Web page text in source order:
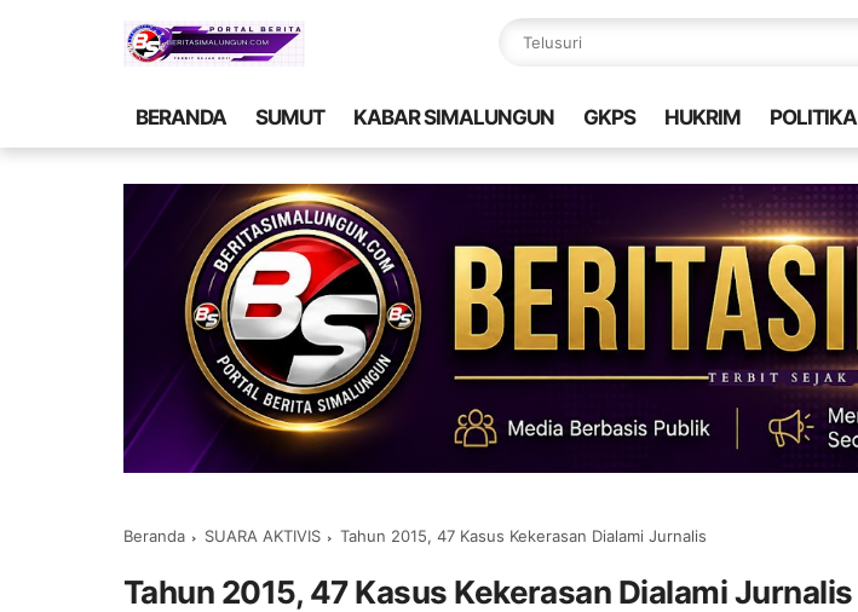
BERANDA SUMUT KABAR SIMALUNGUN GKPS HUKRIM POLITIKA
Beranda SUARA AKTIVIS Tahun 2015, 47 Kasus Kekerasan Dialami Jurnalis
Tahun 2015, 47 Kasus Kekerasan Dialami Jurnalis